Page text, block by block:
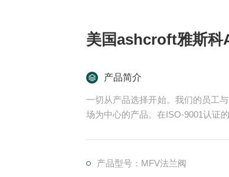
美国ashcroft雅斯科
产品简介
一切从产品选择开始。我们的员工
场为中心的产品。在ISO-9001认证
尾流频率计算器 （WFC）美国
产品型号：MFV法兰阀